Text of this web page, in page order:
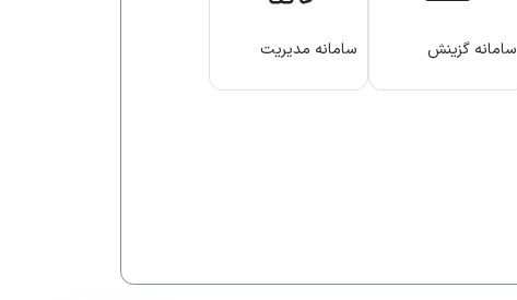
سامانه گزینش
سامانه مدیریت